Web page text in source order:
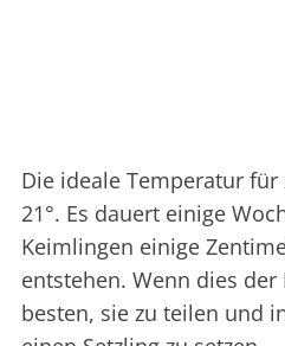
Die ideale Temperatur
21°. Es dauert einige
Keimlingen einige
entstehen. Wenn dies der
besten, sie zu teilen und